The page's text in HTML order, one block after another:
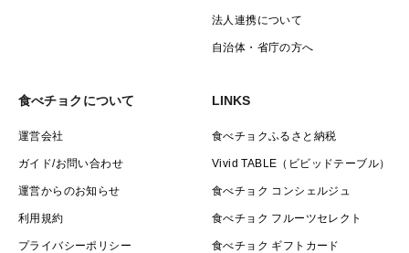
法人連携について
自治体・省庁の方へ
食べチョクについて
運営会社
ガイド/お問い合わせ
運営からのお知らせ
利用規約
プライバシーポリシー
LINKS
食べチョクふるさと納税
Vivid TABLE（ビビッドテーブル）
食べチョク コンシェルジュ
食べチョク フルーツセレクト
食べチョク ギフトカード